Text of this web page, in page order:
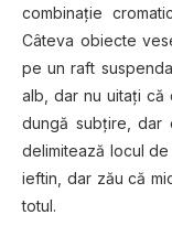
combinație
Câteva obiecte
pe un raft
alb, dar nu uitaţi că
dungă subțire, dar
delimitează locul de
ieftin, dar zău că
totul.